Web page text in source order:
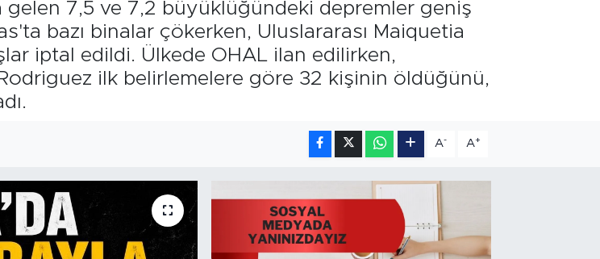
7,5 ve 7,2 büyüklüğündeki depremler geniş
bazı binalar çökerken, Uluslararası Maiquetia
iptal edildi. Ülkede OHAL ilan edilirken,
ilk belirlemelere göre 32 kişinin öldüğünü,
A- A+